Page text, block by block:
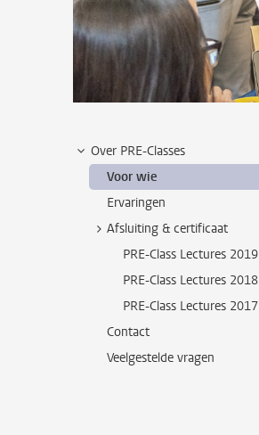
Over PRE-Classes
Voor wie
Ervaringen
Afsluiting & certificaat
PRE-Class Lectures 2019
PRE-Class Lectures 2018
PRE-Class Lectures 2017
Contact
Veelgestelde vragen